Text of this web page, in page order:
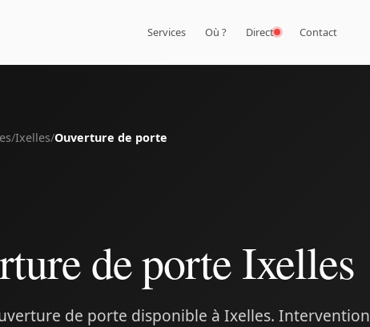
Services Où ? Direct Contact
/Ixelles/Ouverture de porte
de porte Ixelles
de porte disponible à Ixelles. Intervention